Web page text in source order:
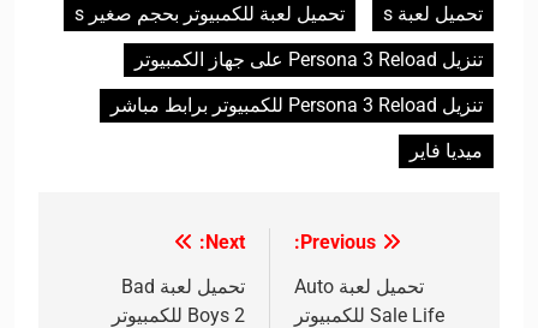
تحميل لعبة s
تحميل لعبة للكمبيوتر بحجم صغير s
تنزيل Persona 3 Reload على جهاز الكمبيوتر
تنزيل Persona 3 Reload للكمبيوتر برابط مباشر
ميديا فاير
المقالات
Previous:
تحميل لعبة Auto
Sale Life للكمبيوتر
Next:
تحميل لعبة Bad
Boys 2 للكمبيوتر